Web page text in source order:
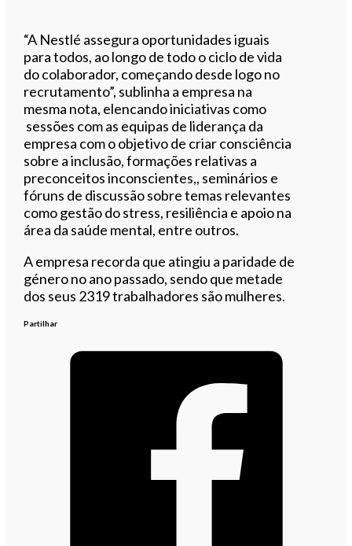
“A Nestlé assegura oportunidades iguais
para todos, ao longo de todo o ciclo de vida
do colaborador, começando desde logo no
recrutamento”, sublinha a empresa na
mesma nota, elencando iniciativas como
sessões com as equipas de liderança da
empresa com o objetivo de criar consciência
sobre a inclusão, formações relativas a
preconceitos inconscientes,, seminários e
fóruns de discussão sobre temas relevantes
como gestão do stress, resiliência e apoio na
área da saúde mental, entre outros.
A empresa recorda que atingiu a paridade de
género no ano passado, sendo que metade
dos seus 2319 trabalhadores são mulheres.
Partilhar